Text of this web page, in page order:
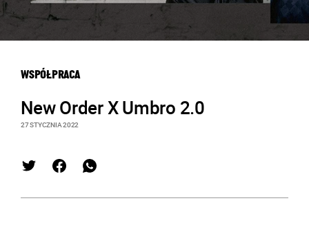
WSPÓŁPRACA
New Order X Umbro 2.0
27 STYCZNIA 2022